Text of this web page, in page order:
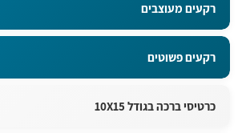
רקעים מעוצבים
רקעים פשוטים
כרטיסי ברכה בגודל 10X15